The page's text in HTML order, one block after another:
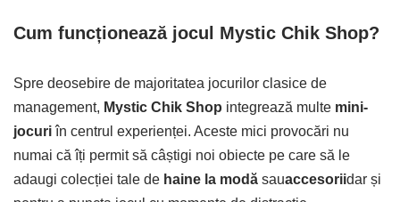
Cum funcționează jocul Mystic Chik Shop?
Spre deosebire de majoritatea jocurilor clasice de
management, Mystic Chik Shop integrează multe mini-
jocuriîn centrul experienței. Aceste mici provocări nu
numai că îți permit să câștigi noi obiecte pe care să le
adaugi colecției tale de haine la modă sauaccesoriidar și